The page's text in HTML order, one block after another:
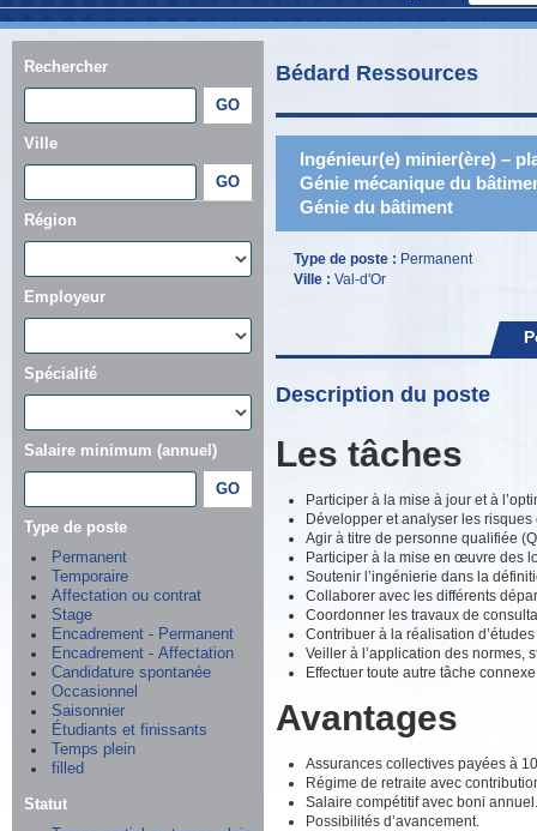
Rechercher
Ville
Région
Employeur
Spécialité
Salaire minimum (annuel)
Type de poste
Permanent
Temporaire
Affectation ou contrat
Stage
Encadrement - Permanent
Encadrement - Affectation
Candidature spontanée
Occasionnel
Saisonnier
Étudiants et finissants
Temps plein
filled
Statut
Bédard Ressources
Ingénieur(e) minier(ère) –
Génie mécanique du
Génie du bâtiment
Type de poste : Permanent
Ville : Val-d'Or
Description du poste
Les tâches
Participer à la mise à jour et à
Développer et analyser les
Agir à titre de personne qualifiée
Participer à la mise en œuvre des
Soutenir l’ingénierie dans la
Collaborer avec les différents
Coordonner les travaux de
Contribuer à la réalisation
Veiller à l’application des normes,
Effectuer toute autre tâche
Avantages
Assurances collectives payées à
Régime de retraite avec
Salaire compétitif avec boni annuel.
Possibilités d’avancement.